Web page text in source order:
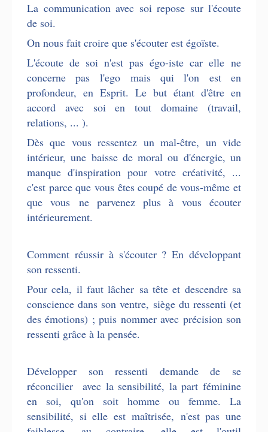
La communication avec soi repose sur l'écoute
de soi.
On nous fait croire que s'écouter est égoïste.
L'écoute de soi n'est pas égo-iste car elle ne
concerne pas l'ego mais qui l'on est en
profondeur, en Esprit. Le but étant d'être en
accord avec soi en tout domaine (travail,
relations, ... ).
Dès que vous ressentez un mal-être, un vide
intérieur, une baisse de moral ou d'énergie, un
manque d'inspiration pour votre créativité, ...
c'est parce que vous êtes coupé de vous-même et
que vous ne parvenez plus à vous écouter
intérieurement.
Comment réussir à s'écouter ? En développant
son ressenti.
Pour cela, il faut lâcher sa tête et descendre sa
conscience dans son ventre, siège du ressenti (et
des émotions) ; puis nommer avec précision son
ressenti grâce à la pensée.
Développer son ressenti demande de se
réconcilier avec la sensibilité, la part féminine
en soi, qu'on soit homme ou femme. La
sensibilité, si elle est maîtrisée, n'est pas une